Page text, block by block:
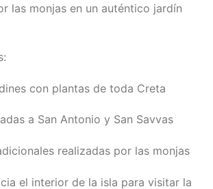
las monjas en un auténtico jardín
con plantas de toda Creta
a San Antonio y San Savvas
realizadas por las monjas
el interior de la isla para visitar la